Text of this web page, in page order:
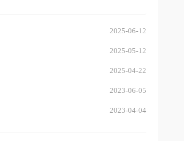
2025-06-12
2025-05-12
2025-04-22
2023-06-05
2023-04-04